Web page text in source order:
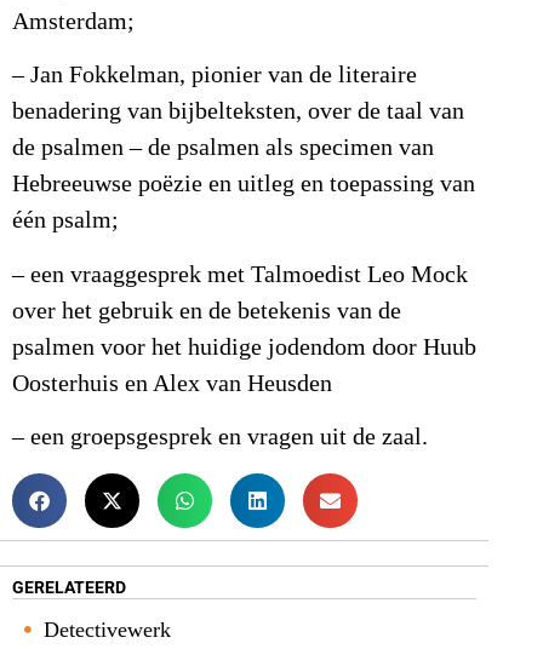
Amsterdam;
– Jan Fokkelman, pionier van de literaire
benadering van bijbelteksten, over de taal van
de psalmen – de psalmen als specimen van
Hebreeuwse poëzie en uitleg en toepassing van
één psalm;
– een vraaggesprek met Talmoedist Leo Mock
over het gebruik en de betekenis van de
psalmen voor het huidige jodendom door Huub
Oosterhuis en Alex van Heusden
– een groepsgesprek en vragen uit de zaal.
GERELATEERD
Detectivewerk